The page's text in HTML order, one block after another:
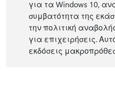
για τα Windows 10,
συμβατότητα της
την πολιτική
για επιχειρήσεις.
εκδόσεις